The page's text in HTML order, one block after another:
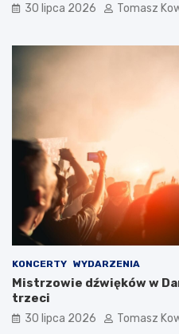
30 lipca 2026 Tomasz
KONCERTY WYDARZENIA
Mistrzowie dźwięków w
trzeci
30 lipca 2026 Tomasz